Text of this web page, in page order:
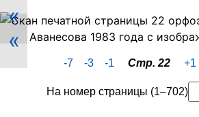
Скан
PDF-
страницы
22
Аванесова
«
«
-7 -3 -1 Стр. 22 +1
На номер страницы (1–702)